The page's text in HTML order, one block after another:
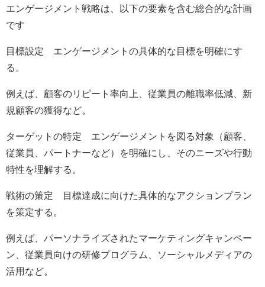
エンゲージメント戦略は、以下の要素を含む総合的な計画
です
目標設定 エンゲージメントの具体的な目標を明確にす
る。
例えば、顧客のリピート率向上、従業員の離職率低減、新
規顧客の獲得など。
ターゲットの特定 エンゲージメントを図る対象（顧客、
従業員、パートナーなど）を明確にし、そのニーズや行動
特性を理解する。
戦術の策定 目標達成に向けた具体的なアクションプラン
を策定する。
例えば、パーソナライズされたマーケティングキャンペー
ン、従業員向けの研修プログラム、ソーシャルメディアの
活用など。